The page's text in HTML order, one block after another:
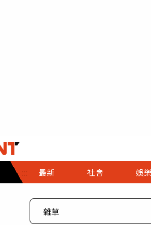
::: 最新 社會
社會首頁
時事
娛樂
娛樂首頁
即時
專題
財經首頁
熱線
３Ｃ
政